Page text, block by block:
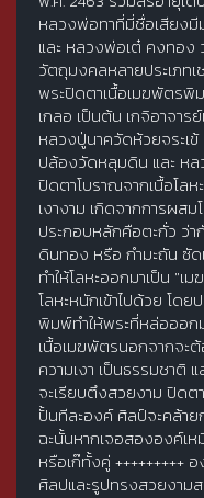
หลวงพ่อทาที่มี่ชื่อเสียง
และ หลวงพ่อเต๋ คงทอง
วัตถุมงคลหลายประเภท
พระปิดตาเนื้อเมฆพัตรพิ
เกลอ เป็นต้น เกจิอาจาร
หลวงปู่นาควัดห้วยจระเ
ปล้องวัดหลุมดิน และ ห
ปิดตาโบราณจากเนื้อโล
เงางาม เกิดจากการผส
ประกอบหลักคือตะกั่ว ว่า
ดินทอง หรือ กำมะถัน ซัด
ทำให้โลหะออกมาเป็น "
โลหะหนักเข้าไปด้วย โดย
พิมพ์ทำให้พระที่หล่อออก
เนื้อเมฆพัตรนอกจากจะ
ความเงา เป็นธรรมชา
จะเรียบตึงสวยงาม ปิด
ปั้นทีละองค์ ศิลป์จะคล้าย
ฉะนั้นหากเจอสององค์เ
หรือเก๊ทั้งคู่ +++++++++
ศิลปและรูปทรงสวยงาม